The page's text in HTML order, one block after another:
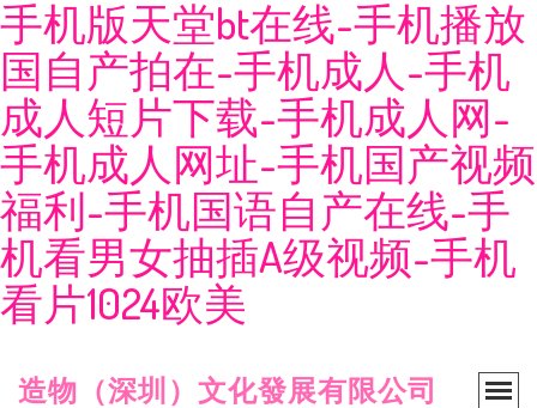
手机版天堂bt在线-手机播放
国自产拍在-手机成人-手机
成人短片下载-手机成人网-
手机成人网址-手机国产视频
福利-手机国语自产在线-手
机看男女抽插A级视频-手机
看片1024欧美
造物（深圳）文化發展有限公司